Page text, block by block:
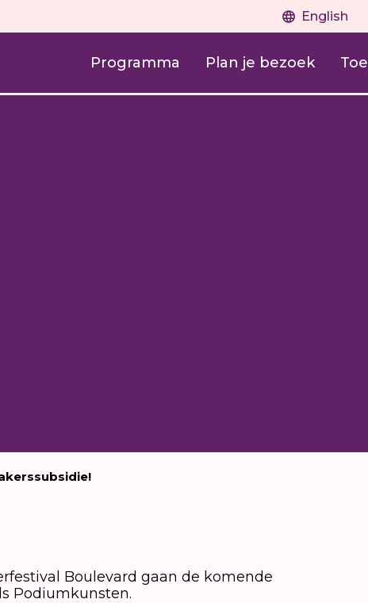
English
Programma Plan je bezoek
Boulevard gaan de komende
Podiumkunsten.